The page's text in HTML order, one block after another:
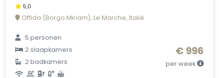
5,0
Offida (Borgo Miriam), Le Marche, Italië
5 personen
2 slaapkamers
2 badkamers
€ 996
per week